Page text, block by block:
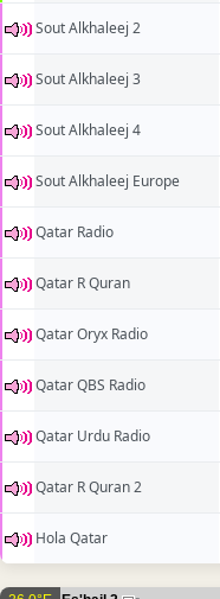
Sout Alkhaleej 2
Sout Alkhaleej 3
Sout Alkhaleej 4
Sout Alkhaleej Europe
Qatar Radio
Qatar R Quran
Qatar Oryx Radio
Qatar QBS Radio
Qatar Urdu Radio
Qatar R Quran 2
Hola Qatar